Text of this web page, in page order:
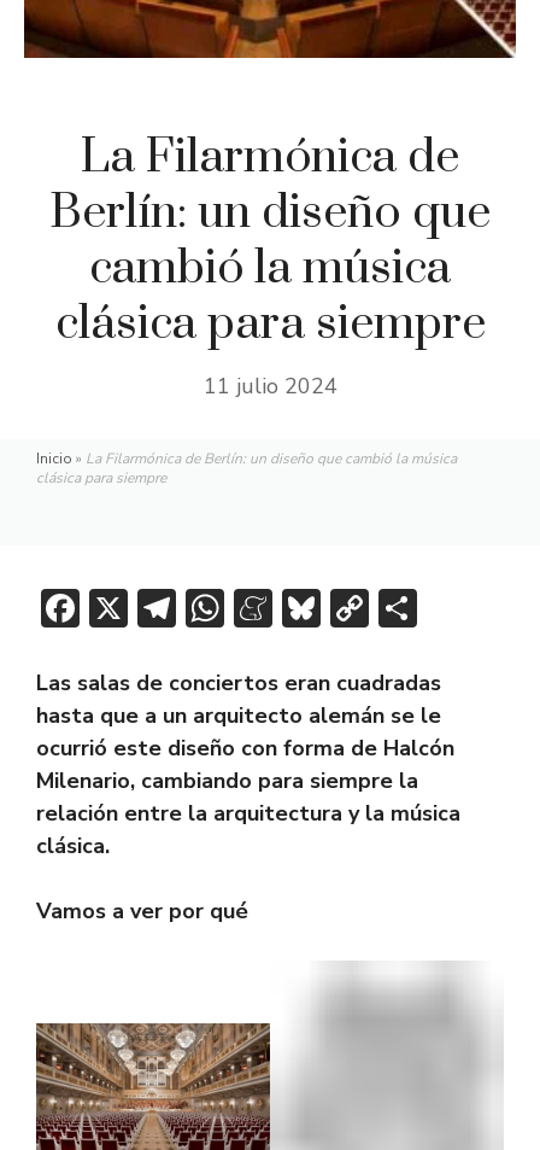
La Filarmónica de
Berlín: un diseño que
cambió la música
clásica para siempre
11 julio 2024
Inicio » La Filarmónica de Berlín: un diseño que cambió la música
clásica para siempre
F
e
b
o
ok
X T
e
gr
a
m
W
at
s
A
p
p
M
n
e
a
m
Bl
e
sk
y
C
p
y
Li
n
m
p
ar
tir
Las salas de conciertos eran cuadradas
hasta que a un arquitecto alemán se le
ocurrió este diseño con forma de Halcón
Milenario, cambiando para siempre la
relación entre la arquitectura y la música
clásica.
Vamos a ver por qué